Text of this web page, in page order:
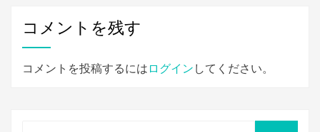
ョ
ン
コメントを残す
コメントを投稿するには ログイン してください。